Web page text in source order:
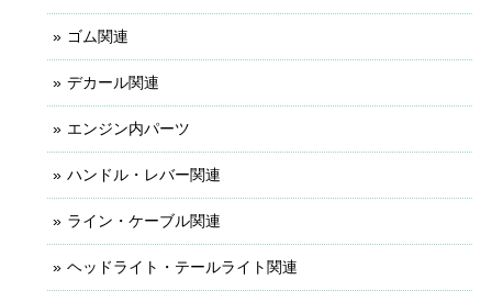
ゴム関連
デカール関連
エンジン内パーツ
ハンドル・レバー関連
ライン・ケーブル関連
ヘッドライト・テールライト関連